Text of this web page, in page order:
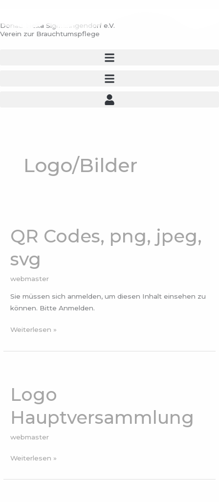
springen
Donau-Hexa Sigmaringendorf e.V.
Verein zur Brauchtumspflege
Logo/Bilder
QR Codes, png, jpeg,
svg
webmaster
Sie müssen sich anmelden, um diesen Inhalt einsehen zu
können. Bitte Anmelden.
png,
jpeg,
svg
Weiterlesen »
Logo
Hauptversammlung
webmaster
Weiterlesen »